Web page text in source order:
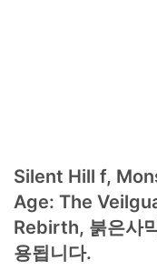
Silent Hill f,
Age: The
Rebirth, 붉은사
용됩니다.